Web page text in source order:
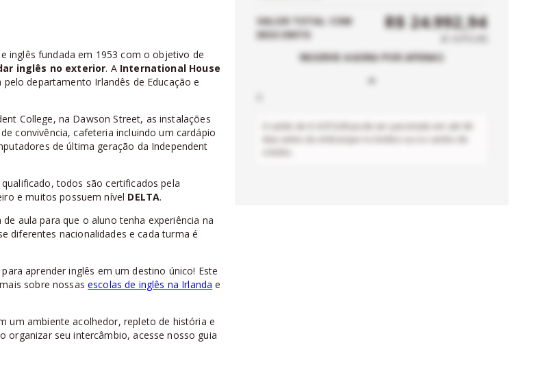
inglês fundada em 1953 com o objetivo de
inglês no exterior. A International House
departamento Irlandês de Educação e
College, na Dawson Street, as instalações
convivência, cafeteria incluindo um cardápio
de última geração da Independent
todos são certificados pela
e muitos possuem nível DELTA.
aula para que o aluno tenha experiência na
diferentes nacionalidades e cada turma é
aprender inglês em um destino único! Este
sobre nossasescolas de inglês na Irlanda e
um ambiente acolhedor, repleto de história e
organizar seu intercâmbio, acesse nosso guia
VALOR TOTAL
COM
DESCONTO
R$ 24.992,94
RESERVE AGORA POR APENAS
-
pode ser parcelado em até
dias antes do embarque no boleto ou no cartão de